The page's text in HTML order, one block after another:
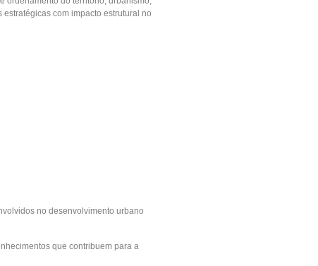
com impacto estrutural no
no desenvolvimento urbano
que contribuem para a